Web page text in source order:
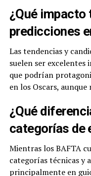
¿Qué impacto
predicciones
Las tendencias y
suelen ser excelentes
que podrían
en los Oscars,
¿Qué
categorías de
Mientras los BAFTA
categorías técnicas y
principalmente en